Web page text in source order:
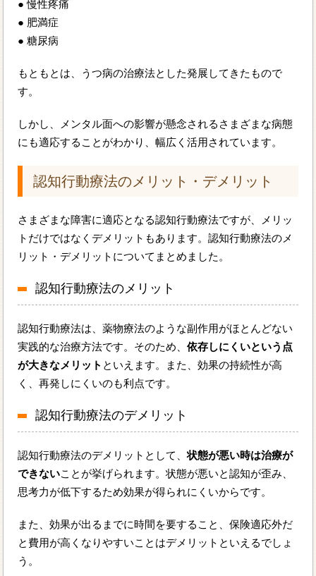
● 慢性疼痛
● 肥満症
● 糖尿病
もともとは、うつ病の治療法とした発展してきたもので
す。
しかし、メンタル面への影響が懸念されるさまざまな病態
にも適応することがわかり、幅広く活用されています。
認知行動療法のメリット・デメリット
さまざまな障害に適応となる認知行動療法ですが、メリッ
トだけではなくデメリットもあります。認知行動療法のメ
リット・デメリットについてまとめました。
認知行動療法のメリット
認知行動療法は、薬物療法のような副作用がほとんどない
実践的な治療方法です。そのため、依存しにくいという点
が大きなメリット といえます。また、効果の持続性が高
く、再発しにくいのも利点です。
認知行動療法のデメリット
認知行動療法のデメリットとして、状態が悪い時は治療が
できないことが挙げられます。状態が悪いと認知が歪み、
思考力が低下するため効果が得られにくいからです。
また、効果が出るまでに時間を要すること、保険適応外だ
と費用が高くなりやすいことはデメリットといえるでしょ
う。